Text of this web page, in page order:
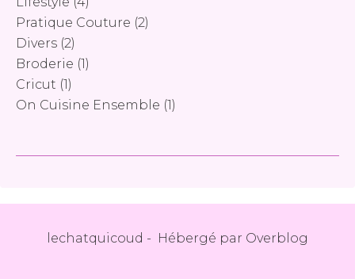
Pratique Couture (2)
Divers (2)
Broderie (1)
Cricut (1)
On Cuisine Ensemble (1)
lechatquicoud - Hébergé par Overblog